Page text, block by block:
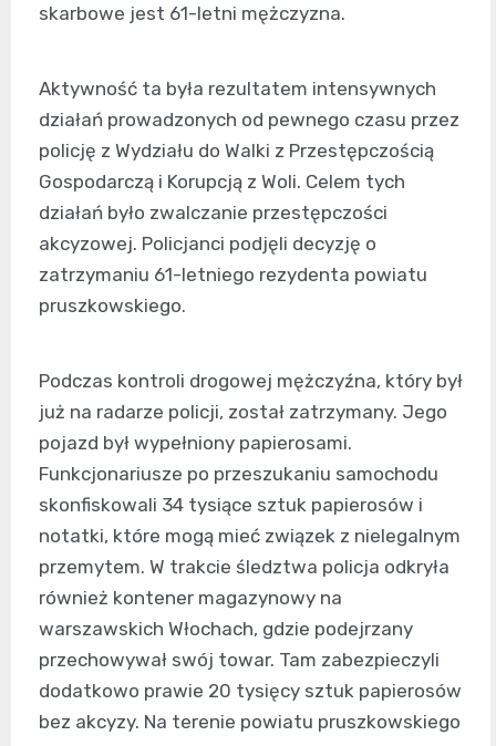
skarbowe jest 61-letni mężczyzna.
Aktywność ta była rezultatem intensywnych
działań prowadzonych od pewnego czasu przez
policję z Wydziału do Walki z Przestępczością
Gospodarczą i Korupcją z Woli. Celem tych
działań było zwalczanie przestępczości
akcyzowej. Policjanci podjęli decyzję o
zatrzymaniu 61-letniego rezydenta powiatu
pruszkowskiego.
Podczas kontroli drogowej mężczyźna, który był
już na radarze policji, został zatrzymany. Jego
pojazd był wypełniony papierosami.
Funkcjonariusze po przeszukaniu samochodu
skonfiskowali 34 tysiące sztuk papierosów i
notatki, które mogą mieć związek z nielegalnym
przemytem. W trakcie śledztwa policja odkryła
również kontener magazynowy na
warszawskich Włochach, gdzie podejrzany
przechowywał swój towar. Tam zabezpieczyli
dodatkowo prawie 20 tysięcy sztuk papierosów
bez akcyzy. Na terenie powiatu pruszkowskiego